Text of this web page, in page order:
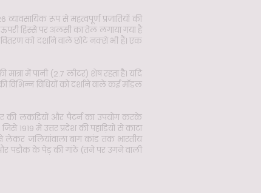
रूप से महत्वपूर्ण प्रजातियों की
हिस्से पर अलसी का तेल लगाया गया है
को दर्शाने वाले छोटे नक्शे भी हैं। एक
में पानी (2.7 लीटर) शेष रहता है। यदि
विधियों को दर्शाने वाले कई मॉडल
की लकड़ियों और पैटर्न का उपयोग करके
1919 में उत्तर प्रदेश की पहाड़ियों से काटा
लेकर जलियांवाला बाग कांड तक भारतीय
और पडौक के पेड़ की गांठें (तने पर उगने वाली